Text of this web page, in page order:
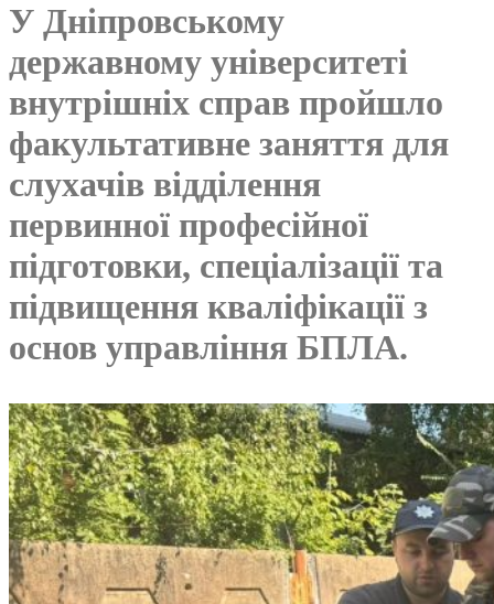
У Дніпровському
державному університеті
внутрішніх справ пройшло
факультативне заняття для
слухачів відділення
первинної професійної
підготовки, спеціалізації та
підвищення кваліфікації з
основ управління БПЛА.